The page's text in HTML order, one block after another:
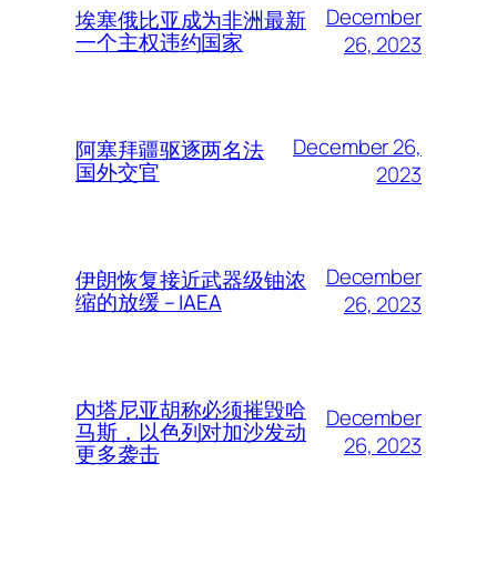
埃塞俄比亚成为非洲最新
一个主权违约国家
December
26, 2023
阿塞拜疆驱逐两名法
国外交官
December 26,
2023
伊朗恢复接近武器级铀浓
缩的放缓 – IAEA
December
26, 2023
内塔尼亚胡称必须摧毁哈
马斯，以色列对加沙发动
更多袭击
December
26, 2023